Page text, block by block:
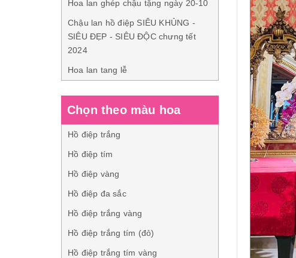
Hoa lan ghép chậu tặng ngày 20-10
Chậu lan hồ điệp SIÊU KHỦNG -
SIÊU ĐẸP - SIÊU ĐỘC chưng tết
2024
Hoa lan tang lễ
Chọn theo màu hoa
Hồ điệp trắng
Hồ điệp tím
Hồ điệp vàng
Hồ điệp đa sắc
Hồ điệp trắng vàng
Hồ điệp trắng tím (đỏ)
Hồ điệp trắng tím vàng